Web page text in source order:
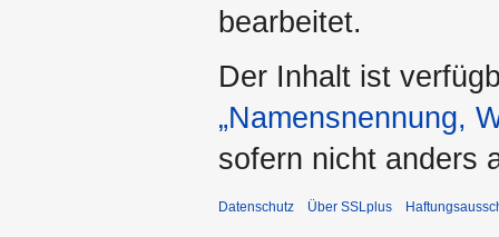
bearbeitet.
Der Inhalt ist
„Namensnennung,
sofern nicht anders
Datenschutz Über SSLplus